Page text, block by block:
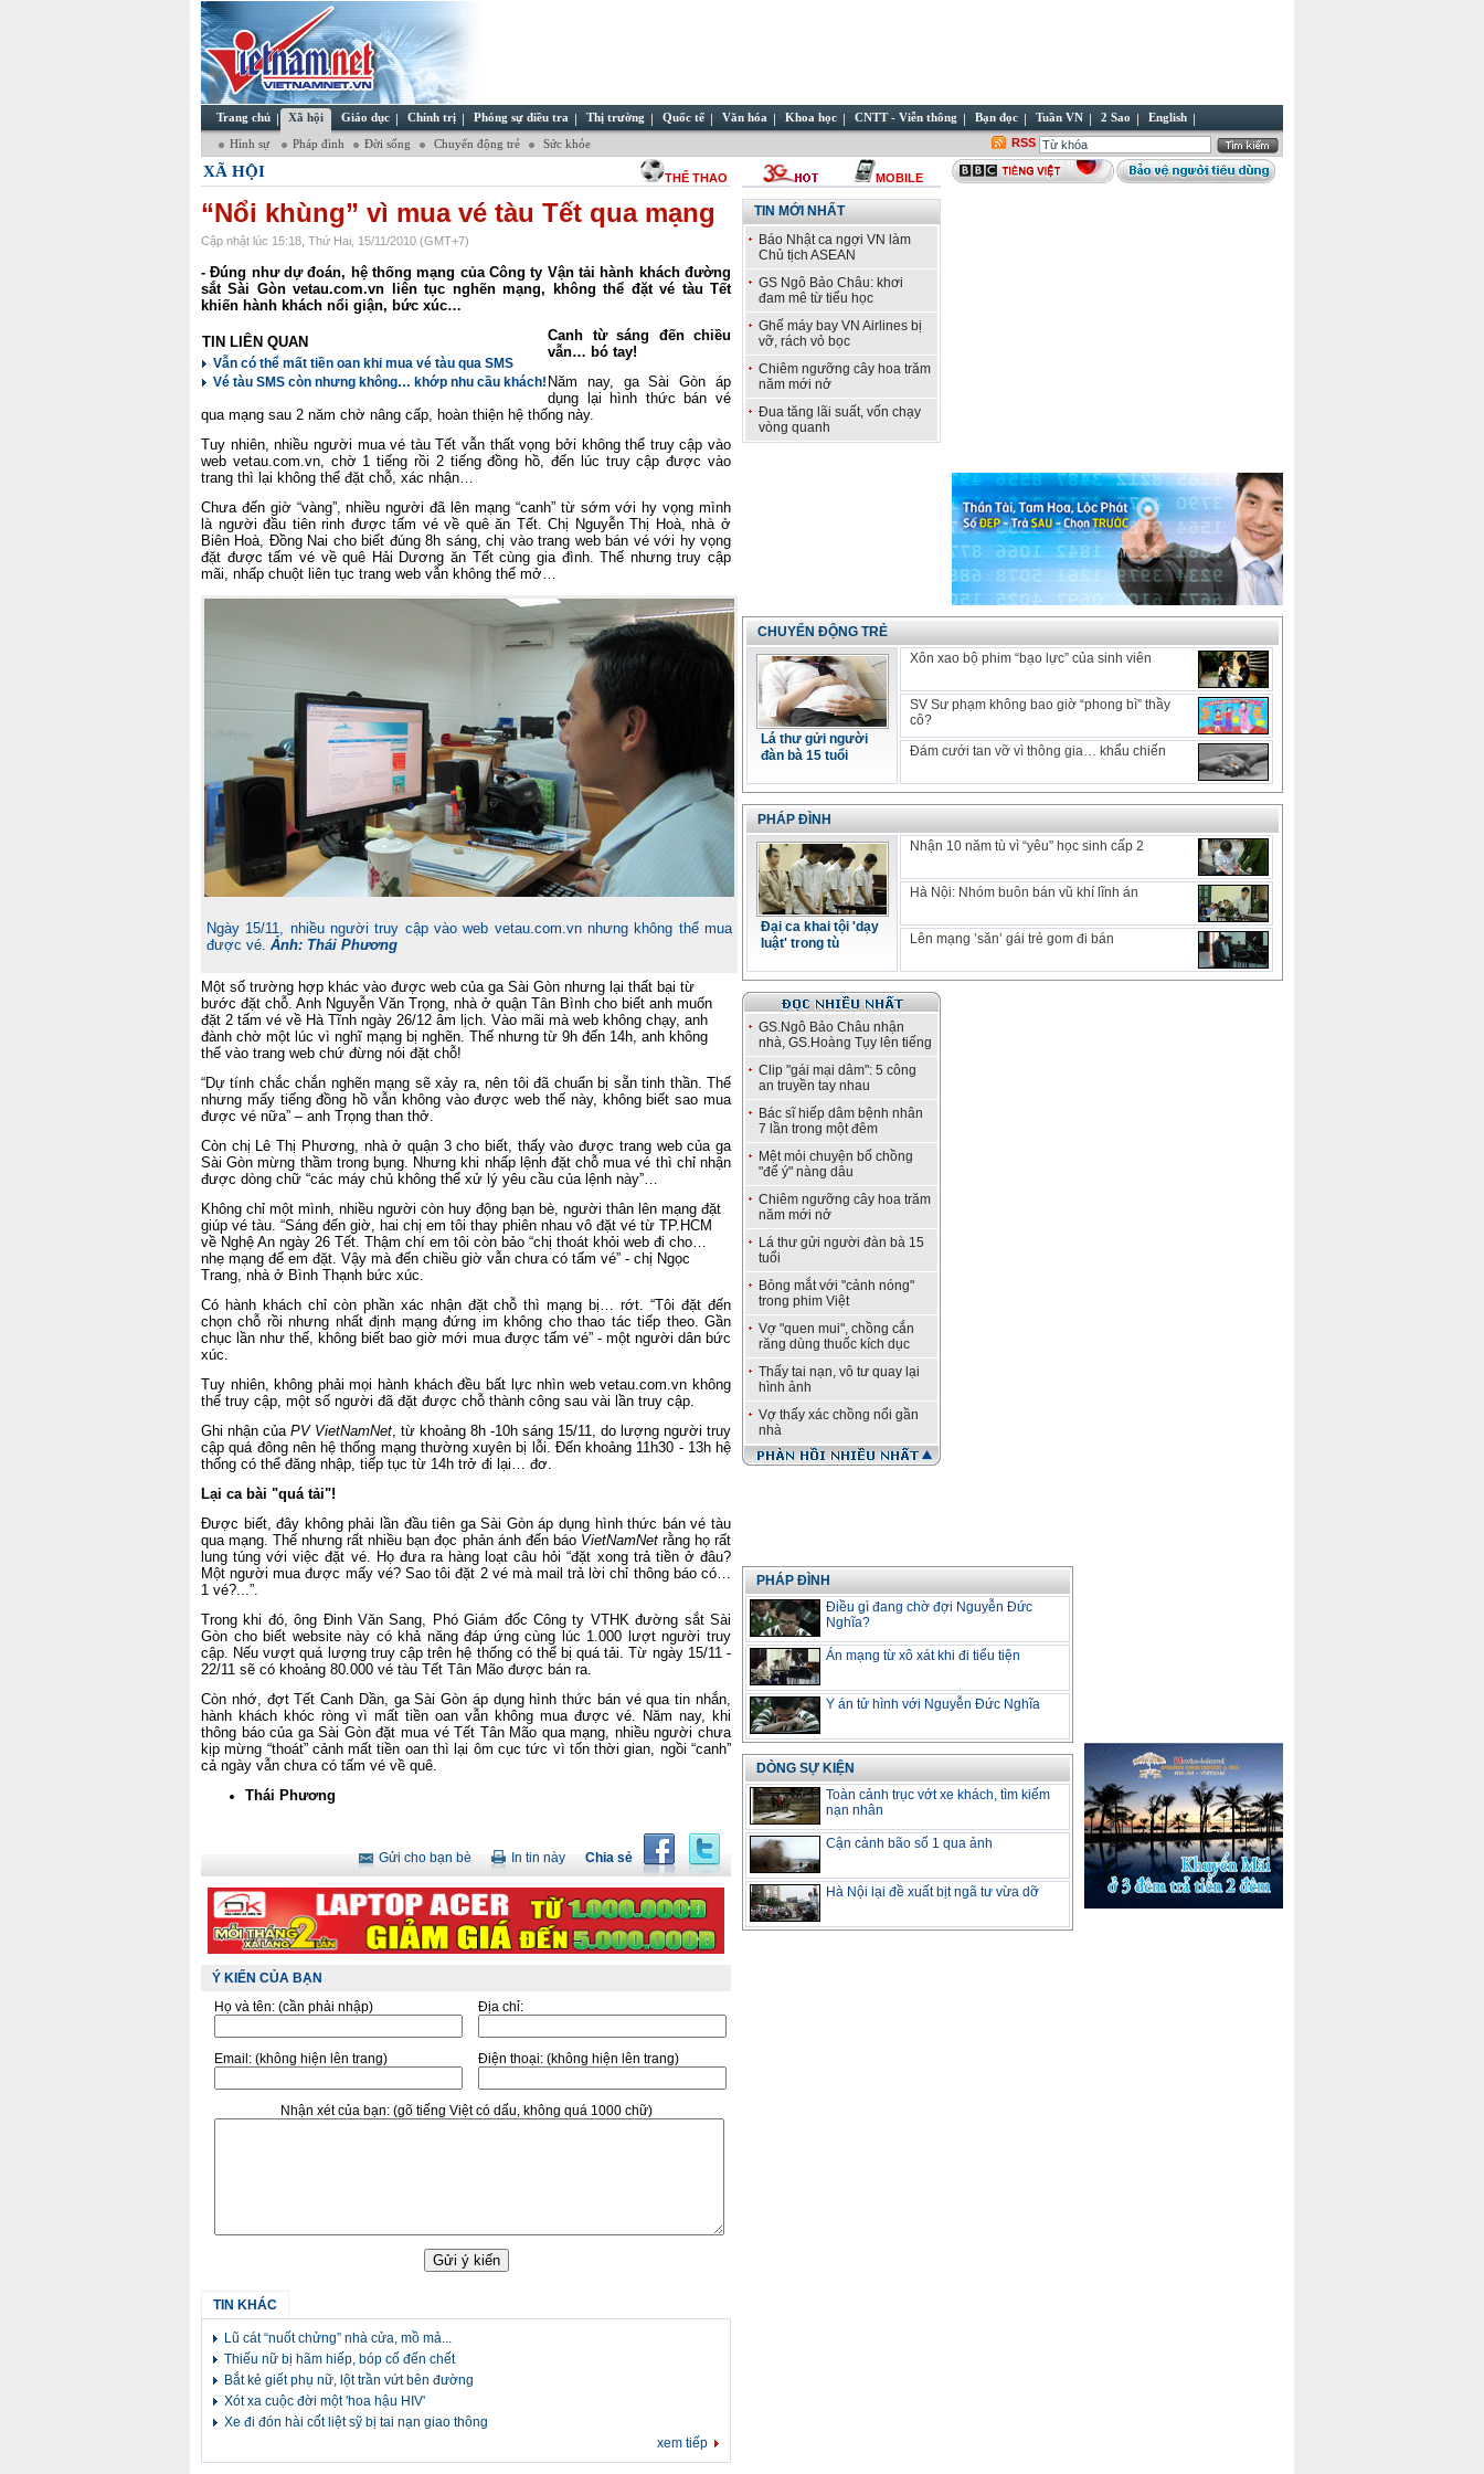
Trang chủ Xã hội Giáo dục Chính trị Phóng sự điều tra Thị trường Quốc tế Văn hóa Khoa học CNTT - Viễn thông Bạn đọc Tuần VN 2 Sao English
Hình sự Pháp đình Đời sống Chuyển động trẻ Sức khỏe RSS
XÃ HỘI THỂ THAO MOBILE
“Nổi khùng” vì mua vé tàu Tết qua mạng
Cập nhật lúc 15:18, Thứ Hai, 15/11/2010 (GMT+7)
- Đúng như dự đoán, hệ thống mạng của Công ty Vận tải hành khách đường
sắt Sài Gòn vetau.com.vn liên tục nghẽn mạng, không thể đặt vé tàu Tết
khiến hành khách nổi giận, bức xúc…
TIN LIÊN QUAN
Vẫn có thể mất tiền oan khi mua vé tàu qua SMS
Vé tàu SMS còn nhưng không… khớp nhu cầu khách!
Canh từ sáng đến chiều
vẫn… bó tay!
Năm nay, ga Sài Gòn áp
dụng lại hình thức bán vé
qua mạng sau 2 năm chờ nâng cấp, hoàn thiện hệ thống này.
Tuy nhiên, nhiều người mua vé tàu Tết vẫn thất vọng bởi không thể truy cập vào
web vetau.com.vn, chờ 1 tiếng rồi 2 tiếng đồng hồ, đến lúc truy cập được vào
trang thì lại không thể đặt chỗ, xác nhận…
Chưa đến giờ “vàng”, nhiều người đã lên mạng “canh” từ sớm với hy vọng mình
là người đầu tiên rinh được tấm vé về quê ăn Tết. Chị Nguyễn Thị Hoà, nhà ở
Biên Hoà, Đồng Nai cho biết đúng 8h sáng, chị vào trang web bán vé với hy vọng
đặt được tấm vé về quê Hải Dương ăn Tết cùng gia đình. Thế nhưng truy cập
mãi, nhấp chuột liên tục trang web vẫn không thể mở…
Ngày 15/11, nhiều người truy cập vào web vetau.com.vn nhưng không thể mua
được vé. Ảnh: Thái Phương
Một số trường hợp khác vào được web của ga Sài Gòn nhưng lại thất bại từ
bước đặt chỗ. Anh Nguyễn Văn Trọng, nhà ở quận Tân Bình cho biết anh muốn
đặt 2 tấm vé về Hà Tĩnh ngày 26/12 âm lịch. Vào mãi mà web không chạy, anh
đành chờ một lúc vì nghĩ mạng bị nghẽn. Thế nhưng từ 9h đến 14h, anh không
thể vào trang web chứ đừng nói đặt chỗ!
“Dự tính chắc chắn nghẽn mạng sẽ xảy ra, nên tôi đã chuẩn bị sẵn tinh thần. Thế
nhưng mấy tiếng đồng hồ vẫn không vào được web thế này, không biết sao mua
được vé nữa” – anh Trọng than thở.
Còn chị Lê Thị Phương, nhà ở quận 3 cho biết, thấy vào được trang web của ga
Sài Gòn mừng thầm trong bụng. Nhưng khi nhấp lệnh đặt chỗ mua vé thì chỉ nhận
được dòng chữ “các máy chủ không thể xử lý yêu cầu của lệnh này”…
Không chỉ một mình, nhiều người còn huy động bạn bè, người thân lên mạng đặt
giúp vé tàu. “Sáng đến giờ, hai chị em tôi thay phiên nhau vô đặt vé từ TP.HCM
về Nghệ An ngày 26 Tết. Thậm chí em tôi còn bảo “chị thoát khỏi web đi cho…
nhẹ mạng để em đặt. Vậy mà đến chiều giờ vẫn chưa có tấm vé” - chị Ngọc
Trang, nhà ở Bình Thạnh bức xúc.
Có hành khách chỉ còn phần xác nhận đặt chỗ thì mạng bị… rớt. “Tôi đặt đến
chọn chỗ rồi nhưng nhất định mạng đứng im không cho thao tác tiếp theo. Gần
chục lần như thế, không biết bao giờ mới mua được tấm vé” - một người dân bức
xúc.
Tuy nhiên, không phải mọi hành khách đều bất lực nhìn web vetau.com.vn không
thể truy cập, một số người đã đặt được chỗ thành công sau vài lần truy cập.
Ghi nhận của PV VietNamNet, từ khoảng 8h -10h sáng 15/11, do lượng người truy
cập quá đông nên hệ thống mạng thường xuyên bị lỗi. Đến khoảng 11h30 - 13h hệ
thống có thể đăng nhập, tiếp tục từ 14h trở đi lại… đơ.
Lại ca bài "quá tải"!
Được biết, đây không phải lần đầu tiên ga Sài Gòn áp dụng hình thức bán vé tàu
qua mạng. Thế nhưng rất nhiều bạn đọc phản ánh đến báo VietNamNetrằng họ rất
lung túng với việc đặt vé. Họ đưa ra hàng loạt câu hỏi “đặt xong trả tiền ở đâu?
Một người mua được mấy vé? Sao tôi đặt 2 vé mà mail trả lời chỉ thông báo có…
1 vé?...”.
Trong khi đó, ông Đinh Văn Sang, Phó Giám đốc Công ty VTHK đường sắt Sài
Gòn cho biết website này có khả năng đáp ứng cùng lúc 1.000 lượt người truy
cập. Nếu vượt quá lượng truy cập trên hệ thống có thể bị quá tải. Từ ngày 15/11 -
22/11 sẽ có khoảng 80.000 vé tàu Tết Tân Mão được bán ra.
Còn nhớ, đợt Tết Canh Dần, ga Sài Gòn áp dụng hình thức bán vé qua tin nhắn,
hành khách khóc ròng vì mất tiền oan vẫn không mua được vé. Năm nay, khi
thông báo của ga Sài Gòn đặt mua vé Tết Tân Mão qua mạng, nhiều người chưa
kịp mừng “thoát” cảnh mất tiền oan thì lại ôm cục tức vì tốn thời gian, ngồi “canh”
cả ngày vẫn chưa có tấm vé về quê.
Thái Phương
Chia sẻ
In tin này
Gửi cho bạn bè
Ý KIẾN CỦA BẠN
Họ và tên: (cần phải nhập) Địa chỉ:
Email: (không hiện lên trang) Điện thoại: (không hiện lên trang)
Nhận xét của bạn: (gõ tiếng Việt có dấu, không quá 1000 chữ)
TIN KHÁC
Lũ cát “nuốt chửng” nhà cửa, mồ mả...
Thiếu nữ bị hãm hiếp, bóp cổ đến chết
Bắt kẻ giết phụ nữ, lột trần vứt bên đường
Xót xa cuộc đời một 'hoa hậu HIV'
Xe đi đón hài cốt liệt sỹ bị tai nạn giao thông
xem tiếp
TIN MỚI NHẤT
Báo Nhật ca ngợi VN làm
Chủ tịch ASEAN
GS Ngô Bảo Châu: khơi
đam mê từ tiểu học
Ghế máy bay VN Airlines bị
vỡ, rách vỏ bọc
Chiêm ngưỡng cây hoa trăm
năm mới nở
Đua tăng lãi suất, vốn chạy
vòng quanh
CHUYỂN ĐỘNG TRẺ
Lá thư gửi người
đàn bà 15 tuổi
Xôn xao bộ phim “bạo lực” của sinh viên
SV Sư phạm không bao giờ “phong bì” thầy
cô?
Đám cưới tan vỡ vì thông gia… khẩu chiến
PHÁP ĐÌNH
Đại ca khai tội 'dạy
luật' trong tù
Nhận 10 năm tù vì “yêu” học sinh cấp 2
Hà Nội: Nhóm buôn bán vũ khí lĩnh án
Lên mạng ’săn’ gái trẻ gom đi bán
GS.Ngô Bảo Châu nhận
nhà, GS.Hoàng Tụy lên tiếng
Clip "gái mại dâm": 5 công
an truyền tay nhau
Bác sĩ hiếp dâm bệnh nhân
7 lần trong một đêm
Mệt mỏi chuyện bố chồng
"để ý" nàng dâu
Chiêm ngưỡng cây hoa trăm
năm mới nở
Lá thư gửi người đàn bà 15
tuổi
Bỏng mắt với "cảnh nóng"
trong phim Việt
Vợ "quen mui", chồng cắn
răng dùng thuốc kích dục
Thấy tai nạn, vô tư quay lại
hình ảnh
Vợ thấy xác chồng nổi gần
nhà
PHÁP ĐÌNH
Điều gì đang chờ đợi Nguyễn Đức
Nghĩa?
Án mạng từ xô xát khi đi tiểu tiện
Y án tử hình với Nguyễn Đức Nghĩa
DÒNG SỰ KIỆN
Toàn cảnh trục vớt xe khách, tìm kiếm
nạn nhân
Cận cảnh bão số 1 qua ảnh
Hà Nội lại đề xuất bịt ngã tư vừa dỡ